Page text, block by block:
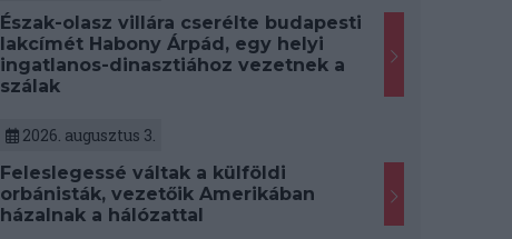
Észak-olasz villára cserélte budapesti
lakcímét Habony Árpád, egy helyi
ingatlanos-dinasztiához vezetnek a
szálak
2026. augusztus 3.
Feleslegessé váltak a külföldi
orbánisták, vezetőik Amerikában
házalnak a hálózattal